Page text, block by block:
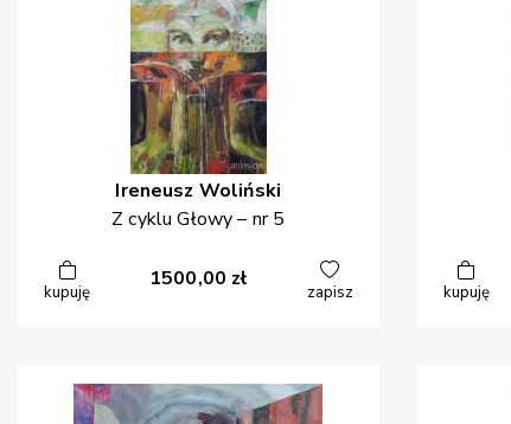
Ireneusz Woliński
Z cyklu Głowy – nr 5
kupuję
1500,00 zł
zapisz kupuję